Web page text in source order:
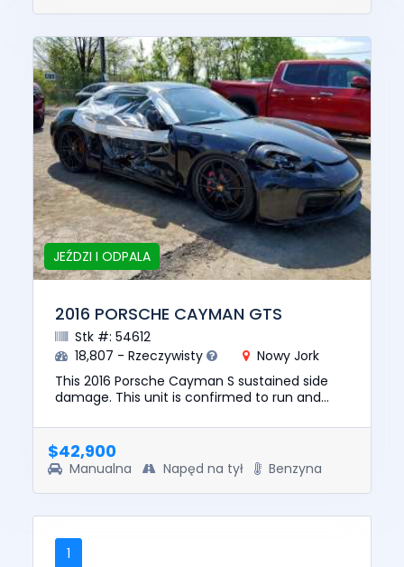
JEŹDZI I ODPALA
2016 PORSCHE CAYMAN GTS
Stk #: 54612
18,807 - Rzeczywisty
Nowy Jork
This 2016 Porsche Cayman S sustained side
damage. This unit is confirmed to run and
was $87735. This vehicl...
$42,900
Manualna Napęd na tył Benzyna
1